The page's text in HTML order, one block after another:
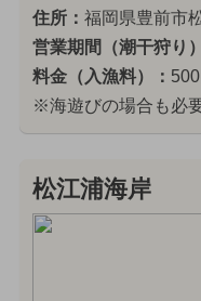
住所： 福岡県豊前市
営業期間（潮干狩り
料金（入漁料）：
※海遊びの場合も必
松江浦海岸